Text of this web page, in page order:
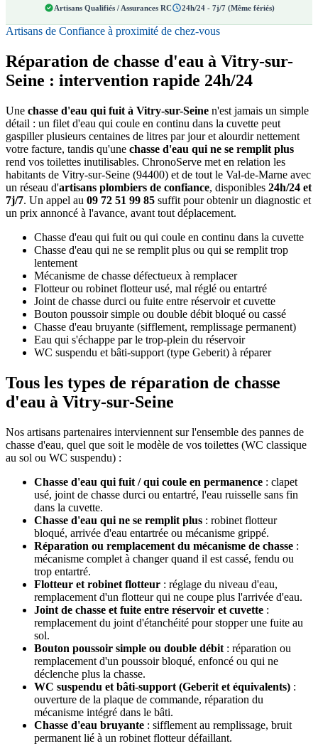
Artisans Qualifiés / Assurances RC 24h/24 - 7j/7 (Même fériés)
Artisans de Confiance à proximité de chez-vous
Réparation de chasse d'eau à Vitry-sur-
Seine : intervention rapide 24h/24
Une chasse d'eau qui fuit à Vitry-sur-Seine n'est jamais un simple
détail : un filet d'eau qui coule en continu dans la cuvette peut
gaspiller plusieurs centaines de litres par jour et alourdir nettement
votre facture, tandis qu'une chasse d'eau qui ne se remplit plus
rend vos toilettes inutilisables. ChronoServe met en relation les
habitants de Vitry-sur-Seine (94400) et de tout le Val-de-Marne avec
un réseau d'artisans plombiers de confiance, disponibles 24h/24 et
7j/7. Un appel au 09 72 51 99 85 suffit pour obtenir un diagnostic et
un prix annoncé à l'avance, avant tout déplacement.
Chasse d'eau qui fuit ou qui coule en continu dans la cuvette
Chasse d'eau qui ne se remplit plus ou qui se remplit trop
lentement
Mécanisme de chasse défectueux à remplacer
Flotteur ou robinet flotteur usé, mal réglé ou entartré
Joint de chasse durci ou fuite entre réservoir et cuvette
Bouton poussoir simple ou double débit bloqué ou cassé
Chasse d'eau bruyante (sifflement, remplissage permanent)
Eau qui s'échappe par le trop-plein du réservoir
WC suspendu et bâti-support (type Geberit) à réparer
Tous les types de réparation de chasse
d'eau à Vitry-sur-Seine
Nos artisans partenaires interviennent sur l'ensemble des pannes de
chasse d'eau, quel que soit le modèle de vos toilettes (WC classique
au sol ou WC suspendu) :
Chasse d'eau qui fuit / qui coule en permanence : clapet
usé, joint de chasse durci ou entartré, l'eau ruisselle sans fin
dans la cuvette.
Chasse d'eau qui ne se remplit plus : robinet flotteur
bloqué, arrivée d'eau entartrée ou mécanisme grippé.
Réparation ou remplacement du mécanisme de chasse :
mécanisme complet à changer quand il est cassé, fendu ou
trop entartré.
Flotteur et robinet flotteur : réglage du niveau d'eau,
remplacement d'un flotteur qui ne coupe plus l'arrivée d'eau.
Joint de chasse et fuite entre réservoir et cuvette :
remplacement du joint d'étanchéité pour stopper une fuite au
sol.
Bouton poussoir simple ou double débit : réparation ou
remplacement d'un poussoir bloqué, enfoncé ou qui ne
déclenche plus la chasse.
WC suspendu et bâti-support (Geberit et équivalents) :
ouverture de la plaque de commande, réparation du
mécanisme intégré dans le bâti.
Chasse d'eau bruyante : sifflement au remplissage, bruit
permanent lié à un robinet flotteur défaillant.